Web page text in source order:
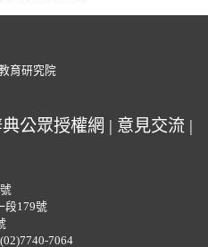
公眾授權網 | 意見交流 |
段179號
7064